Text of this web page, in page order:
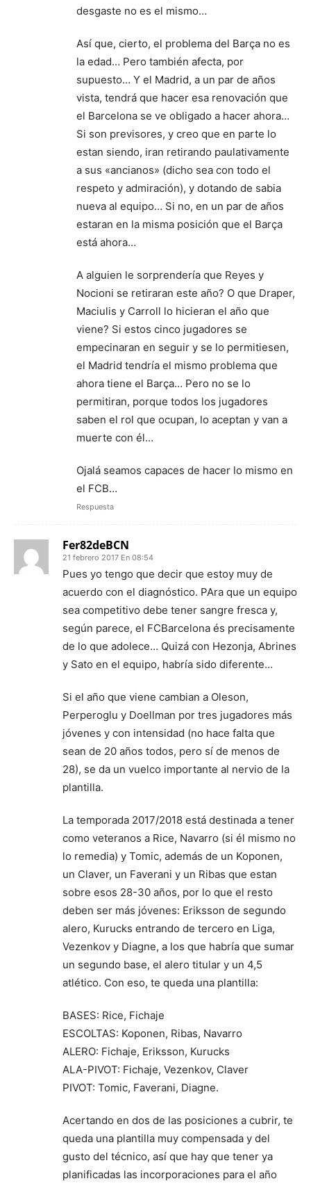
desgaste no es el mismo…
Así que, cierto, el problema del Barça no es
la edad… Pero también afecta, por
supuesto… Y el Madrid, a un par de años
vista, tendrá que hacer esa renovación que
el Barcelona se ve obligado a hacer ahora…
Si son previsores, y creo que en parte lo
estan siendo, iran retirando paulativamente
a sus «ancianos» (dicho sea con todo el
respeto y admiración), y dotando de sabia
nueva al equipo… Si no, en un par de años
estaran en la misma posición que el Barça
está ahora…
A alguien le sorprendería que Reyes y
Nocioni se retiraran este año? O que Draper,
Maciulis y Carroll lo hicieran el año que
viene? Si estos cinco jugadores se
empecinaran en seguir y se lo permitiesen,
el Madrid tendría el mismo problema que
ahora tiene el Barça… Pero no se lo
permitiran, porque todos los jugadores
saben el rol que ocupan, lo aceptan y van a
muerte con él…
Ojalá seamos capaces de hacer lo mismo en
el FCB…
Respuesta
Fer82deBCN
21 febrero 2017 En 08:54
Pues yo tengo que decir que estoy muy de
acuerdo con el diagnóstico. PAra que un equipo
sea competitivo debe tener sangre fresca y,
según parece, el FCBarcelona és precisamente
de lo que adolece… Quizá con Hezonja, Abrines
y Sato en el equipo, habría sido diferente…
Si el año que viene cambian a Oleson,
Perperoglu y Doellman por tres jugadores más
jóvenes y con intensidad (no hace falta que
sean de 20 años todos, pero sí de menos de
28), se da un vuelco importante al nervio de la
plantilla.
La temporada 2017/2018 está destinada a tener
como veteranos a Rice, Navarro (si él mismo no
lo remedia) y Tomic, además de un Koponen,
un Claver, un Faverani y un Ribas que estan
sobre esos 28-30 años, por lo que el resto
deben ser más jóvenes: Eriksson de segundo
alero, Kurucks entrando de tercero en Liga,
Vezenkov y Diagne, a los que habría que sumar
un segundo base, el alero titular y un 4,5
atlético. Con eso, te queda una plantilla:
BASES: Rice, Fichaje
ESCOLTAS: Koponen, Ribas, Navarro
ALERO: Fichaje, Eriksson, Kurucks
ALA-PIVOT: Fichaje, Vezenkov, Claver
PIVOT: Tomic, Faverani, Diagne.
Acertando en dos de las posiciones a cubrir, te
queda una plantilla muy compensada y del
gusto del técnico, así que hay que tener ya
planificadas las incorporaciones para el año